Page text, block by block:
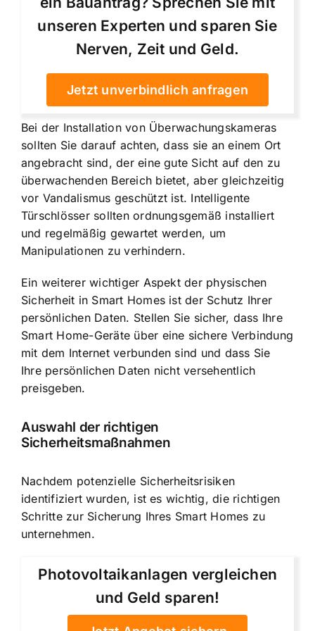
unseren Experten und sparen Sie
Nerven, Zeit und Geld.
Jetzt unverbindlich anfragen
Bei der Installation von Überwachungskameras
sollten Sie darauf achten, dass sie an einem Ort
angebracht sind, der eine gute Sicht auf den zu
überwachenden Bereich bietet, aber gleichzeitig
vor Vandalismus geschützt ist. Intelligente
Türschlösser sollten ordnungsgemäß installiert
und regelmäßig gewartet werden, um
Manipulationen zu verhindern.
Ein weiterer wichtiger Aspekt der physischen
Sicherheit in Smart Homes ist der Schutz Ihrer
persönlichen Daten. Stellen Sie sicher, dass Ihre
Smart Home-Geräte über eine sichere Verbindung
mit dem Internet verbunden sind und dass Sie
Ihre persönlichen Daten nicht versehentlich
preisgeben.
Auswahl der richtigen
Sicherheitsmaßnahmen
Nachdem potenzielle Sicherheitsrisiken
identifiziert wurden, ist es wichtig, die richtigen
Schritte zur Sicherung Ihres Smart Homes zu
unternehmen.
Photovoltaikanlagen vergleichen
und Geld sparen!